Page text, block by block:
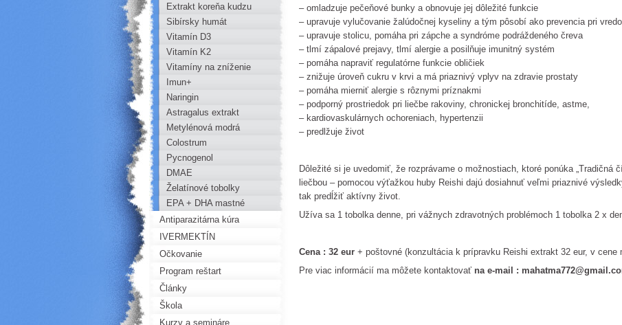
– omladzuje pečeňové bunky a obnovuje jej dôležité funkcie
– upravuje vylučovanie žalúdočnej kyseliny a tým pôsobí ako prevencia pri
– upravuje stolicu, pomáha pri zápche a syndróme podráždeného čreva
– tlmí zápalové prejavy, tlmí alergie a posilňuje imunitný systém
– pomáha napraviť regulatórne funkcie obličiek
– znižuje úroveň cukru v krvi a má priaznivý vplyv na zdravie prostaty
– pomáha mierniť alergie s rôznymi príznakmi
– podporný prostriedok pri liečbe rakoviny, chronickej bronchitíde, astme,
– kardiovaskulárnych ochoreniach, hypertenzii
– predlžuje život
Dôležité si je uvedomiť, že rozprávame o možnostiach, ktoré ponúka „Tradičná
liečbou – pomocou výťažkou huby Reishi dajú dosiahnuť veľmi priaznivé
tak predĺžiť aktívny život.
Užíva sa 1 tobolka denne, pri vážnych zdravotných problémoch 1 tobolka 2 x
Cena : 32 eur + poštovné (konzultácia k prípravku Reishi extrakt 32 eur, v cene
Pre viac informácií ma môžete kontaktovať na e-mail :
Extrakt koreňa kudzu
Sibírsky humát
Vitamín D3
Vitamín K2
Vitamíny na zníženie
hladiny Hcy
Imun+
Naringin
Astragalus extrakt
Metylénová modrá
Colostrum
Pycnogenol
DMAE
Želatínové tobolky
EPA + DHA mastné
kyseliny
Antiparazitárna kúra
IVERMEKTÍN
Očkovanie
Program reštart
Články
Škola
Kurzy a semináre